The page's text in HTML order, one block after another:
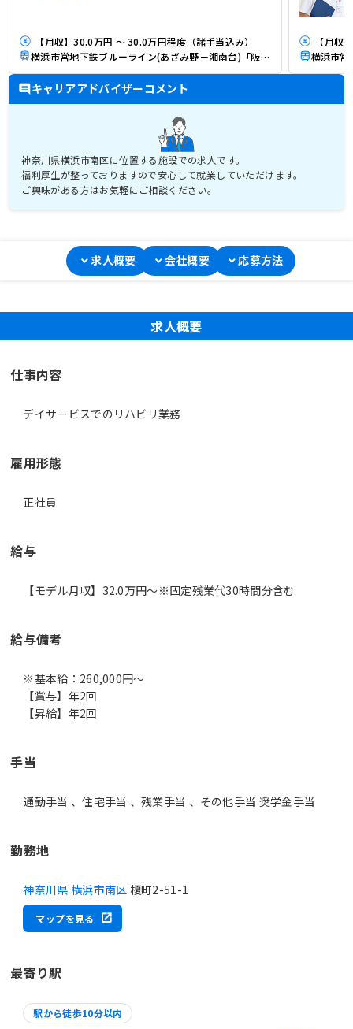
【月収】30.0万円 ～ 30.0万円程度（諸手当込み）
横浜市営地下鉄ブルーライン(あざみ野－湘南台)「阪東橋駅」（徒歩4分）
【月収
キャリアアドバイザーコメント
神奈川県横浜市南区に位置する施設での求人です。
福利厚生が整っておりますので安心して就業していただけます。
ご興味がある方はお気軽にご相談ください。
求人概要 会社概要 応募方法
求人概要
仕事内容
デイサービスでのリハビリ業務
雇用形態
正社員
給与
【モデル月収】32.0万円〜※固定残業代30時間分含む
給与備考
※基本給：260,000円～
【賞与】年2回
【昇給】年2回
手当
通勤手当 、住宅手当 、残業手当 、その他手当 奨学金手当
勤務地
神奈川県 横浜市南区 榎町2-51-1
マップを見る
最寄り駅
駅から徒歩10分以内